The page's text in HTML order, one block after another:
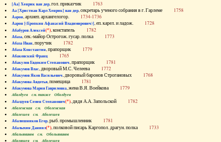
[Аа] Хенрик ван дер, гол. приказчик 1763
Аа [Христиан Карл Хенрик] ван дер, секретарь ученого собрания в г. Гарлеме 1758
Аарон, архиеп. архангелогор. 1734-1736
Аарон [(Еропкин Афанасий Владимирович)], еп. карел. и ладож. 1728
Абабуров Алексей(*), констапель 1782
Абаза, сек.-майор Острогож. гусар. полка 1773
Абаза Иван, поручик 1782
Абаза Константин, прапорщик 1779
Абаковский Франц 1765
Абакулов Евдоким Степанович, прапорщик 1781
Абакумов Влас, дворовый М.С. Челеева 1772
Абакумов Яков Васильевич, дворовый баронов Строгановых 1768
Абакумова Авдотья, помещица 1781
Абакумова Мария Гавриловна, жена В.Я. Воейкова 1779
Абалдуев см. также Оболдуев
Абалдуев Семен Степанович(*), дядя А.А. Запольской 1782
Абаленская см. Оболенская
Абалешев см. Аболешев
Абалишников Егор, рыб. промышленник 1781
Абалыхин Даниил(*), полковой писарь Каргопол. драгун. полка 1733
Абальянинов см. Обольянинов
Абаляшев см. Аболешев